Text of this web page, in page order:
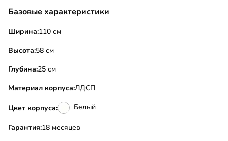
Базовые характеристики
Ширина:110 см
Высота:58 см
Глубина:25 см
Материал корпуса:ЛДСП
Цвет корпуса: Белый
Гарантия:18 месяцев